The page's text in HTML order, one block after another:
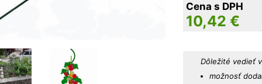
Cena s DPH
10,42 €
Dôležité vedieť
možnosť